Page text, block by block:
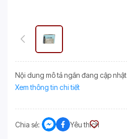
Nội dung mô tả ngắn đang cập nhật
Xem thông tin chi tiết
Chia sẻ: Yêu thích